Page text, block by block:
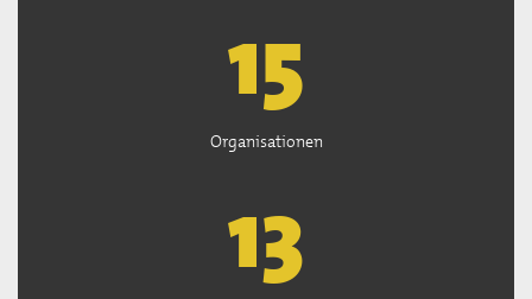
15
Organisationen
13